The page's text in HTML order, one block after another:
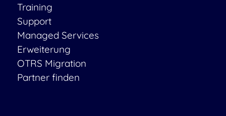
Training
Support
Managed Services
Erweiterung
OTRS Migration
Partner finden